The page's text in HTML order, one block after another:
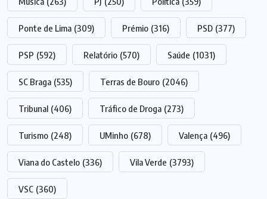
Ponte de Lima (309) Prémio (316) PSD (377)
PSP (592) Relatório (570) Saúde (1031)
SC Braga (535) Terras de Bouro (2046)
Tribunal (406) Tráfico de Droga (273)
Turismo (248) UMinho (678) Valença (496)
Viana do Castelo (336) Vila Verde (3793)
VSC (360)